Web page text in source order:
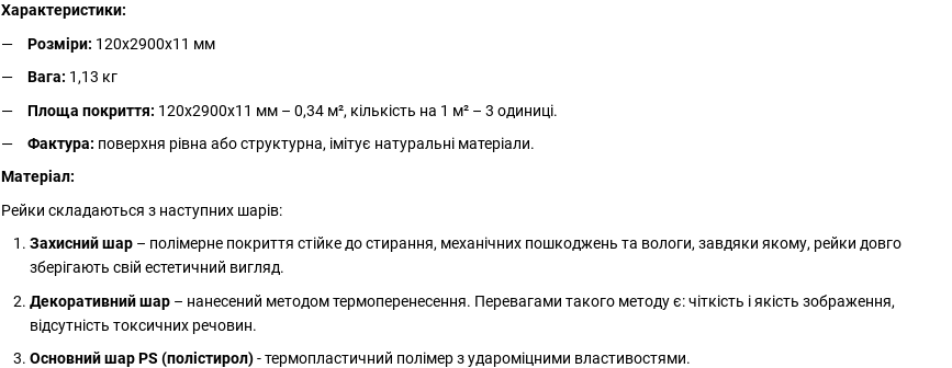
Характеристики:
Розміри: 120х2900х11 мм
Вага: 1,13 кг
Площа покриття: 120х2900х11 мм – 0,34 м², кількість на 1 м² – 3 одиниці.
Фактура: поверхня рівна або структурна, імітує натуральні матеріали.
Матеріал:
Рейки складаються з наступних шарів:
Захисний шар – полімерне покриття стійке до стирання, механічних пошкоджень та вологи, завдяки якому, рейки довго
зберігають свій естетичний вигляд.
Декоративний шар – нанесений методом термоперенесення. Перевагами такого методу є: чіткість і якість зображення,
відсутність токсичних речовин.
Основний шар PS (полістирол)- термопластичний полімер з удароміцними властивостями.